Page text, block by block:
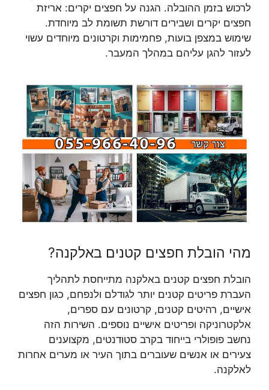
לרכוש בזמן ההובלה. הגנה על חפצים יקרים: אריזת
חפצים יקרים ושבירים דורשת תשומת לב מיוחדת.
שימוש במצפן בועות, פחמימות וקרטונים מיוחדים עשוי
לעזור להגן עליהם במהלך המעבר.
מהי הובלת חפצים קטנים באלקנה?
הובלת חפצים קטנים באלקנה מתייחסת לתהליך
העברת פריטים קטנים יותר לגודלם ולנפחם, כגון חפצים
אישיים, רהיטים קטנים, קרטונים עם ספרים,
אלקטרוניקה ופריטים אישיים נוספים. השירות הזה
נחשב פופולרי בייחוד בקרב סטודנטים, מקצוענים
צעירים או אנשים שעוברים בתוך העיר או מערים אחרות
לאלקנה.